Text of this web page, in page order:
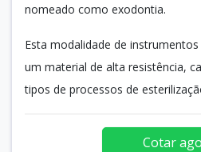
nomeado como exodontia.
Esta modalidade de
um material de alta resistência,
tipos de processos de
Cotar